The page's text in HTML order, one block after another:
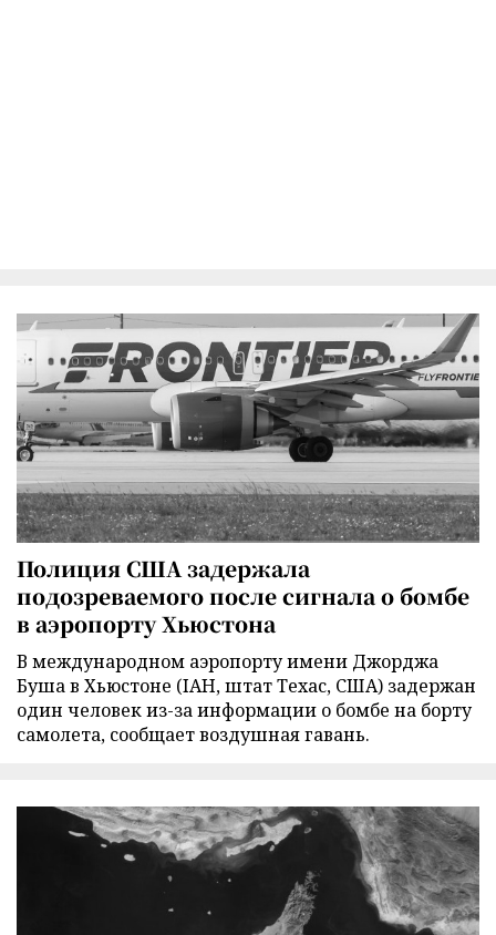
Полиция США задержала
подозреваемого после сигнала о бомбе
в аэропорту Хьюстона
В международном аэропорту имени Джорджа
Буша в Хьюстоне (IAH, штат Техас, США) задержан
один человек из-за информации о бомбе на борту
самолета, сообщает воздушная гавань.